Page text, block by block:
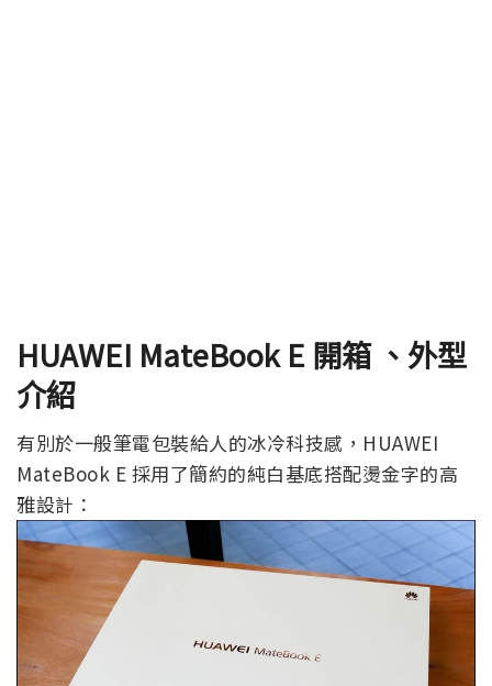
HUAWEI MateBook E 開箱 、外型
介紹
有別於一般筆電包裝給人的冰冷科技感，HUAWEI
MateBook E 採用了簡約的純白基底搭配燙金字的高
雅設計：